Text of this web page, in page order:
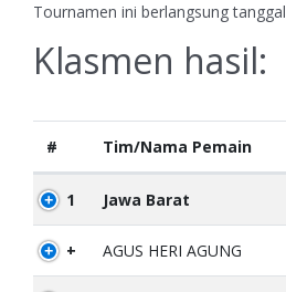
Tournamen ini berlangsung tanggal
Klasmen hasil:
# Tim/Nama Pemain
1 Jawa Barat
+ AGUS HERI AGUNG